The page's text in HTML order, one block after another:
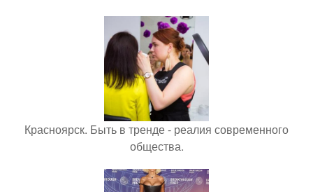
Красноярск. Быть в тренде - реалия современного
общества.